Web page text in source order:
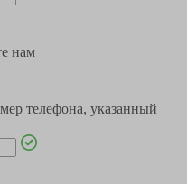
нам
телефона, указанный